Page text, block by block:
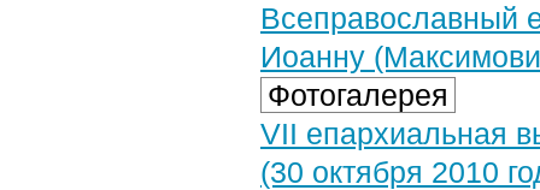
Всеправославный
Иоанну
Фотогалерея
VII епархиальная
(30 октября 2010